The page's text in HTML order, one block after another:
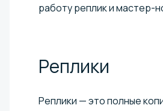
работу реплик и мастер-
Реплики
Реплики — это полные